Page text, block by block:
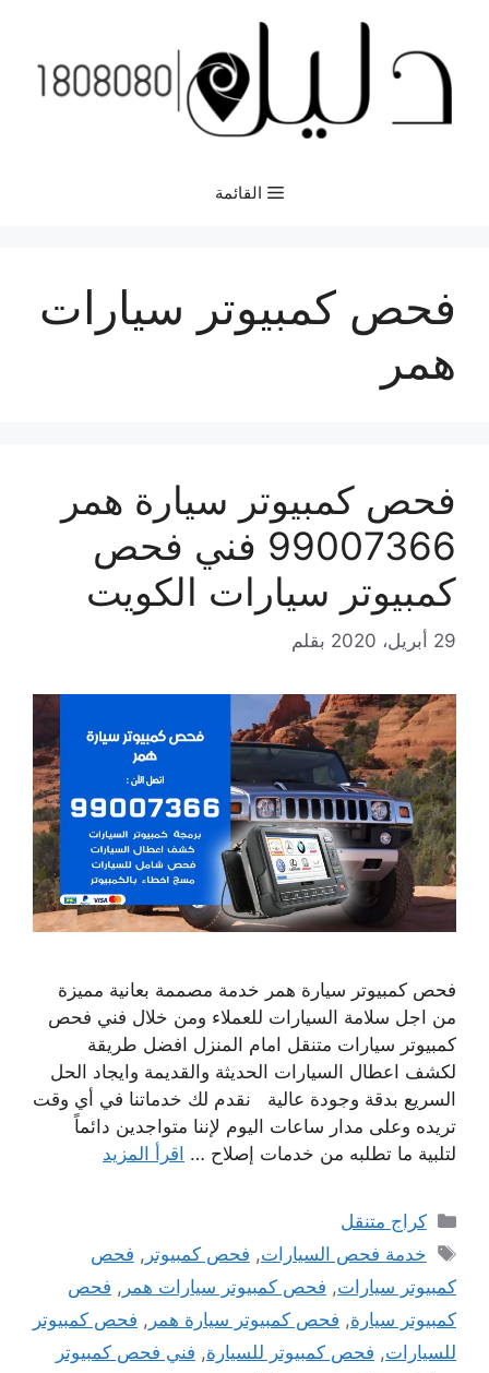
المحتوى
القائمة
فحص كمبيوتر سيارات
همر
فحص كمبيوتر سيارة همر
99007366 فني فحص
كمبيوتر سيارات الكويت
29 أبريل، 2020 بقلم
فحص كمبيوتر سيارة همر خدمة مصممة بعانية مميزة
من اجل سلامة السيارات للعملاء ومن خلال فني فحص
كمبيوتر سيارات متنقل امام المنزل افضل طريقة
لكشف اعطال السيارات الحديثة والقديمة وايجاد الحل
السريع بدقة وجودة عالية نقدم لك خدماتنا في أي وقت
تريده وعلى مدار ساعات اليوم لإننا متواجدين دائماً
لتلبية ما تطلبه من خدمات إصلاح … اقرأ المزيد
التصنيفات
كراج متنقل
الوسوم
خدمة فحص السيارات, فحص كمبيوتر , فحص
كمبيوتر سيارات, فحص كمبيوتر سيارات همر , فحص
كمبيوتر سيارة, فحص كمبيوتر سيارة همر , فحص كمبيوتر
للسيارات, فحص كمبيوتر للسيارة, فني فحص كمبيوتر